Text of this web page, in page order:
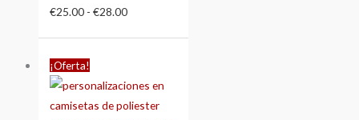
€25.00 - €28.00
¡Oferta!
precios:
desde